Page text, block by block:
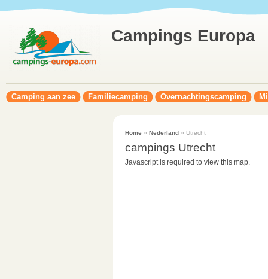
Campings Europa
Camping aan zee Familiecamping Overnachtingscamping
Home » Nederland» Utrecht
campings Utrecht
Javascript is required to view this map.